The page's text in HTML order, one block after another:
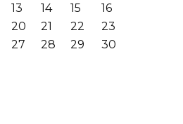
13 14 15
16
20 21 22
23
27 28 29
30